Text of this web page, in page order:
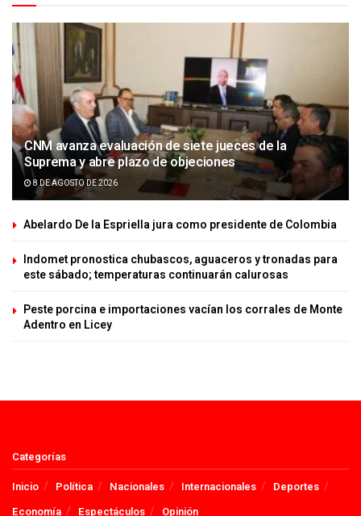
CNM avanza evaluación de siete jueces de la
Suprema y abre plazo de objeciones
8 DE AGOSTO DE 2026
Abelardo De la Espriella jura como presidente de Colombia
Indomet pronostica chubascos, aguaceros y tronadas para
este sábado; temperaturas continuarán calurosas
Peste porcina e importaciones vacían los corrales de Monte
Adentro en Licey
Categorías
Inicio
Política Nacionales Internacionales
Deportes
Economía
Espectáculos Opinión